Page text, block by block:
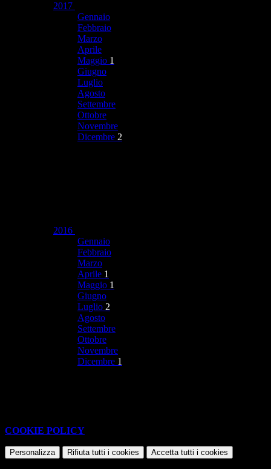
2017
Gennaio
Febbraio
Marzo
Aprile
Maggio 1
Giugno
Luglio
Agosto
Settembre
Ottobre
Novembre
Dicembre 2
2016
Gennaio
Febbraio
Marzo
Aprile 1
Maggio 1
Giugno
Luglio 2
Agosto
Settembre
Ottobre
Novembre
Dicembre 1
COOKIE POLICY
Personalizza Rifiuta tutti i cookies Accetta tutti i cookies